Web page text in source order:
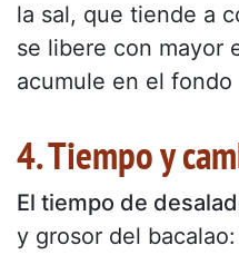
la sal, que tiende a
se libere con mayor
acumule en el
4. Tiempo y
El tiempo de
y grosor del bacalao: